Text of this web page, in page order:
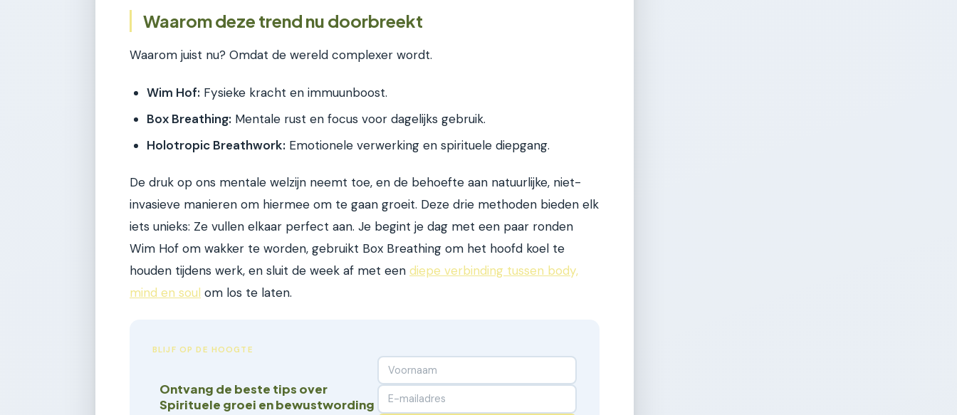
Waarom deze trend nu doorbreekt
Waarom juist nu? Omdat de wereld complexer wordt.
Wim Hof: Fysieke kracht en immuunboost.
Box Breathing: Mentale rust en focus voor dagelijks gebruik.
Holotropic Breathwork: Emotionele verwerking en spirituele diepgang.
De druk op ons mentale welzijn neemt toe, en de behoefte aan natuurlijke, niet-
invasieve manieren om hiermee om te gaan groeit. Deze drie methoden bieden elk
iets unieks: Ze vullen elkaar perfect aan. Je begint je dag met een paar ronden
Wim Hof om wakker te worden, gebruikt Box Breathing om het hoofd koel te
houden tijdens werk, en sluit de week af met een diepe verbinding tussen body,
mind en soul om los te laten.
BLIJF OP DE HOOGTE
Ontvang de beste tips over
Spirituele groei en bewustwording